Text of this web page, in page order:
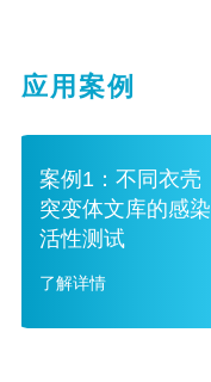
应用案例
案例1：不同衣壳
突变体文库的感染
活性测试
了解详情